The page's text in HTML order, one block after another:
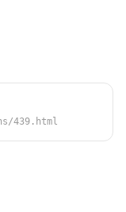
439.html